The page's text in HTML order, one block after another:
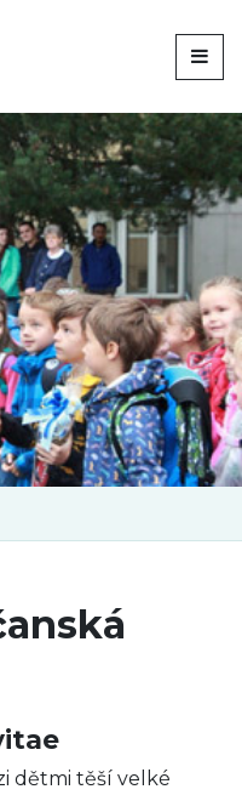
dětmi těší velké